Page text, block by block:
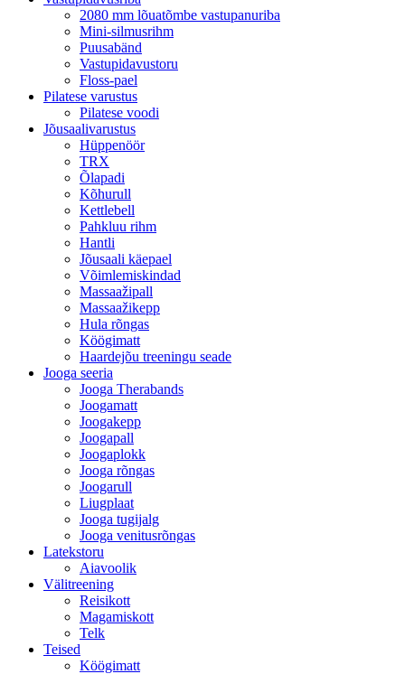
2080 mm lõuatõmbe vastupanuriba
Mini-silmusrihm
Puusabänd
Vastupidavustoru
Floss-pael
Pilatese varustus
Pilatese voodi
Jõusaalivarustus
Hüppenöör
TRX
Õlapadi
Kõhurull
Kettlebell
Pahkluu rihm
Hantli
Jõusaali käepael
Võimlemiskindad
Massaažipall
Massaažikepp
Hula rõngas
Köögimatt
Haardejõu treeningu seade
Jooga seeria
Jooga Therabands
Joogamatt
Joogakepp
Joogapall
Joogaplokk
Jooga rõngas
Joogarull
Liugplaat
Jooga tugijalg
Jooga venitusrõngas
Latekstoru
Aiavoolik
Välitreening
Reisikott
Magamiskott
Telk
Teised
Köögimatt